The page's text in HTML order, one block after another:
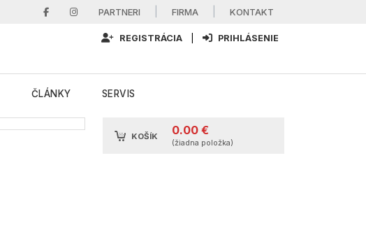
PARTNERI FIRMA KONTAKT
REGISTRÁCIA PRIHLÁSENIE
ČLÁNKY SERVIS
KOŠÍK 0.00 €
(žiadna položka)